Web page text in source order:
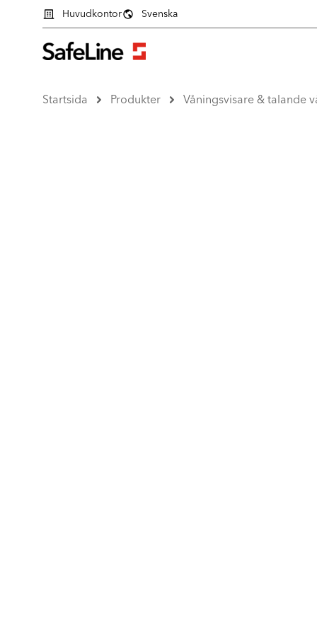
Huvudkontor Svenska
Startsida Produkter Våningsvisare & talande